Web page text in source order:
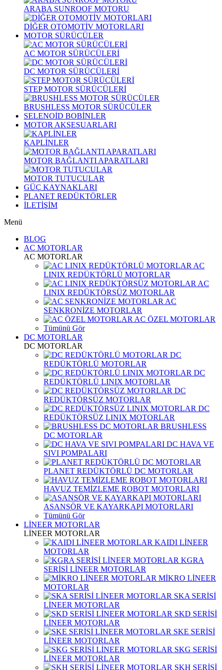
ARABA SUNROOF MOTORU
DİĞER OTOMOTİV MOTORLARI
MOTOR SÜRÜCÜLER
AC MOTOR SÜRÜCÜLERİ
DC MOTOR SÜRÜCÜLERİ
STEP MOTOR SÜRÜCÜLERİ
BRUSHLESS MOTOR SÜRÜCÜLER
SELENOİD BOBİNLER
MOTOR AKSESUARLARI
KAPLİNLER
MOTOR BAĞLANTI APARATLARI
MOTOR TUTUCULAR
GÜÇ KAYNAKLARI
PLANET REDÜKTÖRLER
İLETİŞİM
Menü
BLOG
AC MOTORLAR
AC MOTORLAR
AC
LINIX REDÜKTÖRLÜ MOTORLAR
AC
LINIX REDÜKTÖRSÜZ MOTORLAR
AC
SENKRONİZE MOTORLAR
AC ÖZEL MOTORLAR
Tümünü Gör
DC MOTORLAR
DC MOTORLAR
DC
REDÜKTÖRLÜ MOTORLAR
DC
REDÜKTÖRLÜ LINIX MOTORLAR
DC
REDÜKTÖRSÜZ MOTORLAR
DC
REDÜKTÖRSÜZ LINIX MOTORLAR
BRUSHLESS
DC MOTORLAR
DC HAVA VE
SIVI POMPALARI
PLANET REDÜKTÖRLÜ DC MOTORLAR
HAVUZ TEMİZLEME ROBOT MOTORLARI
ASANSÖR VE KAYARKAPI MOTORLARI
Tümünü Gör
LİNEER MOTORLAR
LİNEER MOTORLAR
KAIDI LİNEER
MOTORLAR
KGRA
SERİSİ LİNEER MOTORLAR
MİKRO LİNEER
MOTORLAR
SKA SERİSİ
LİNEER MOTORLAR
SKD SERİSİ
LİNEER MOTORLAR
SKE SERİSİ
LİNEER MOTORLAR
SKG SERİSİ
LİNEER MOTORLAR
SKH SERİSİ